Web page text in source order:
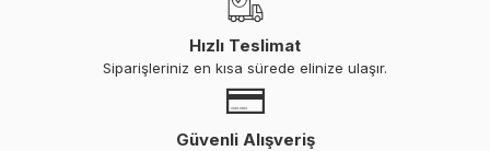
Hızlı Teslimat
Siparişleriniz en kısa sürede elinize ulaşır.
Güvenli Alışveriş